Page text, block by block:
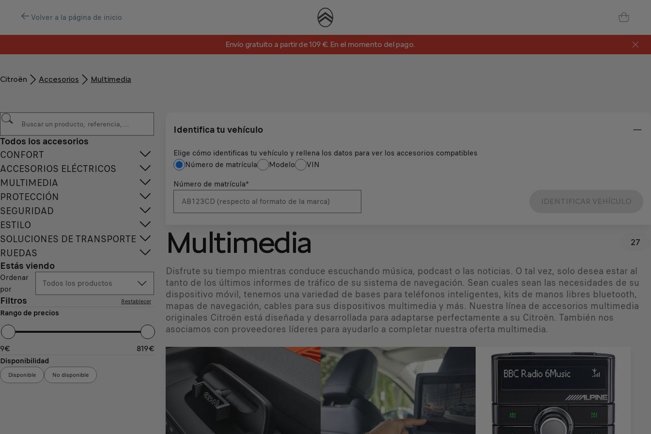
Volver a la página de inicio
Envío gratuito a partir de 109 €. En el momento del pago.
Citroën Accesorios Multimedia
Todos los accesorios
CONFORT
ACCESORIOS ELÉCTRICOS
MULTIMEDIA
PROTECCIÓN
SEGURIDAD
ESTILO
SOLUCIONES DE TRANSPORTE
RUEDAS
Estás viendo
Ordenar
por
Todos los productos
Filtros Restablecer
Rango de precios
9€ 819€
Disponibilidad
Disponible No disponible
Identifica tu vehículo
Elige cómo identificas tu vehículo y rellena los datos para ver los accesorios compatibles
Número de matrícula
Modelo
VIN
Número de matrícula*
IDENTIFICAR VEHÍCULO
Multimedia 27
Disfrute su tiempo mientras conduce escuchando música, podcast o las noticias. O tal vez, solo desea estar al
tanto de los últimos informes de tráfico de su sistema de navegación. Sean cuales sean las necesidades de su
dispositivo móvil, tenemos una variedad de bases para teléfonos inteligentes, kits de manos libres bluetooth,
mapas de navegación, cables para sus dispositivos multimedia y más. Nuestra línea de accesorios multimedia
originales Citroën está diseñada y desarrollada para adaptarse perfectamente a su Citroën. También nos
asociamos con proveedores líderes para ayudarlo a completar nuestra oferta multimedia.